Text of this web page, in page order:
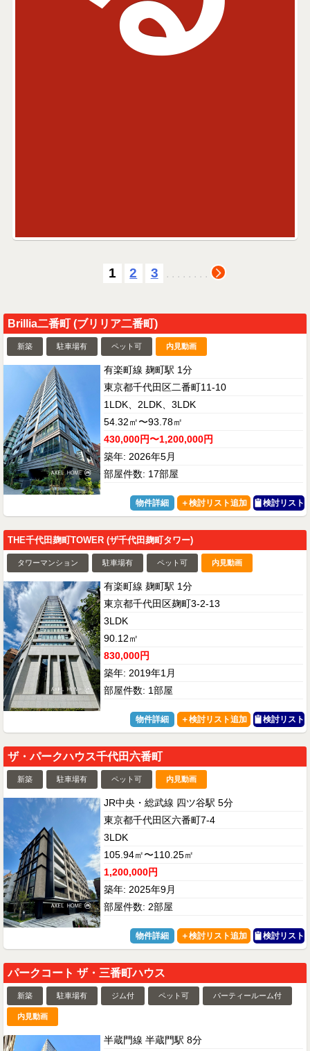
1 2 3 . . . . . . . .
Brillia二番町 (ブリリア二番町)
新築 駐車場有 ペット可 内見動画
有楽町線 麹町駅 1分
東京都千代田区二番町11-10
1LDK、2LDK、3LDK
54.32㎡〜93.78㎡
430,000円〜1,200,000円
築年: 2026年5月
部屋件数: 17部屋
物件詳細 検討リスト
THE千代田麹町TOWER (ザ千代田麹町タワー)
タワーマンション 駐車場有 ペット可 内見動画
有楽町線 麹町駅 1分
東京都千代田区麹町3-2-13
3LDK
90.12㎡
830,000円
築年: 2019年1月
部屋件数: 1部屋
物件詳細 検討リスト
ザ・パークハウス千代田六番町
新築 駐車場有 ペット可 内見動画
JR中央・総武線 四ツ谷駅 5分
東京都千代田区六番町7-4
3LDK
105.94㎡〜110.25㎡
1,200,000円
築年: 2025年9月
部屋件数: 2部屋
物件詳細 検討リスト
パークコート ザ・三番町ハウス
新築 駐車場有 ジム付 ペット可 パーティールーム付
内見動画
半蔵門線 半蔵門駅 8分